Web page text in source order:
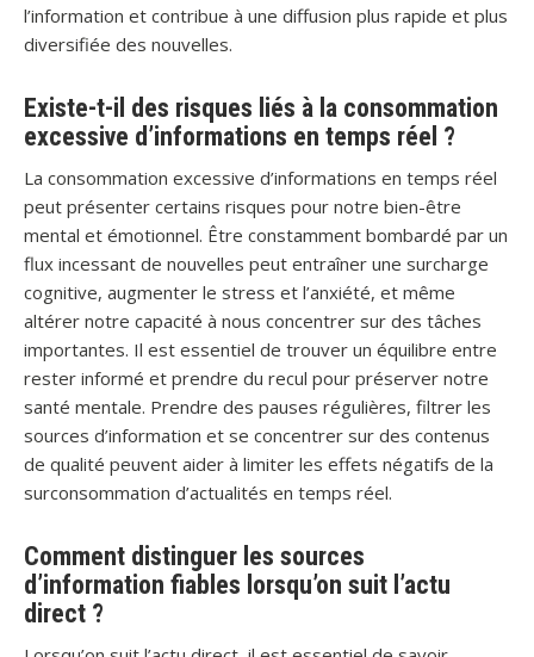
l’information et contribue à une diffusion plus rapide et plus
diversifiée des nouvelles.
Existe-t-il des risques liés à la consommation
excessive d’informations en temps réel ?
La consommation excessive d’informations en temps réel
peut présenter certains risques pour notre bien-être
mental et émotionnel. Être constamment bombardé par un
flux incessant de nouvelles peut entraîner une surcharge
cognitive, augmenter le stress et l’anxiété, et même
altérer notre capacité à nous concentrer sur des tâches
importantes. Il est essentiel de trouver un équilibre entre
rester informé et prendre du recul pour préserver notre
santé mentale. Prendre des pauses régulières, filtrer les
sources d’information et se concentrer sur des contenus
de qualité peuvent aider à limiter les effets négatifs de la
surconsommation d’actualités en temps réel.
Comment distinguer les sources
d’information fiables lorsqu’on suit l’actu
direct ?